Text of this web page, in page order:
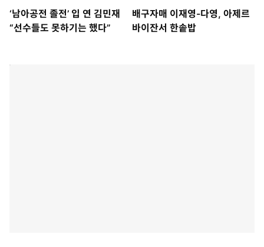
‘남아공전 졸전’ 입 연 김민재
“선수들도 못하기는 했다”
배구자매 이재영-다영, 아제르
바이잔서 한솥밥